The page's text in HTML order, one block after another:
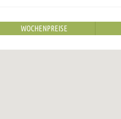
WOCHENPREISE